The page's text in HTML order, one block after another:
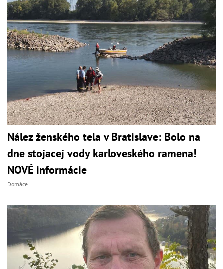
Nález ženského tela v Bratislave: Bolo na
dne stojacej vody karloveského ramena!
NOVÉ informácie
Domáce